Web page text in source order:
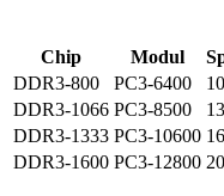
Chip
Modul
DDR3-800
PC3-6400
DDR3-1066 PC3-8500
DDR3-1333 PC3-10600
DDR3-1600 PC3-12800